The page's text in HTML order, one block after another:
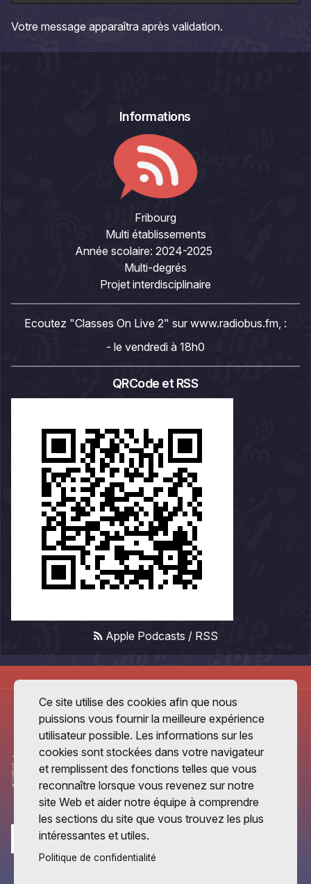
Votre message apparaîtra après validation.
Informations
Fribourg
Multi établissements
Année scolaire: 2024-2025
Multi-degrés
Projet interdisciplinaire
Ecoutez "Classes On Live 2" sur www.radiobus.fm, :
- le vendredi à 18h0
QRCode et RSS
Apple Podcasts / RSS
Ce site utilise des cookies afin que nous
puissions vous fournir la meilleure expérience
utilisateur possible. Les informations sur les
cookies sont stockées dans votre navigateur
et remplissent des fonctions telles que vous
reconnaître lorsque vous revenez sur notre
site Web et aider notre équipe à comprendre
les sections du site que vous trouvez les plus
intéressantes et utiles.
Politique de confidentialité